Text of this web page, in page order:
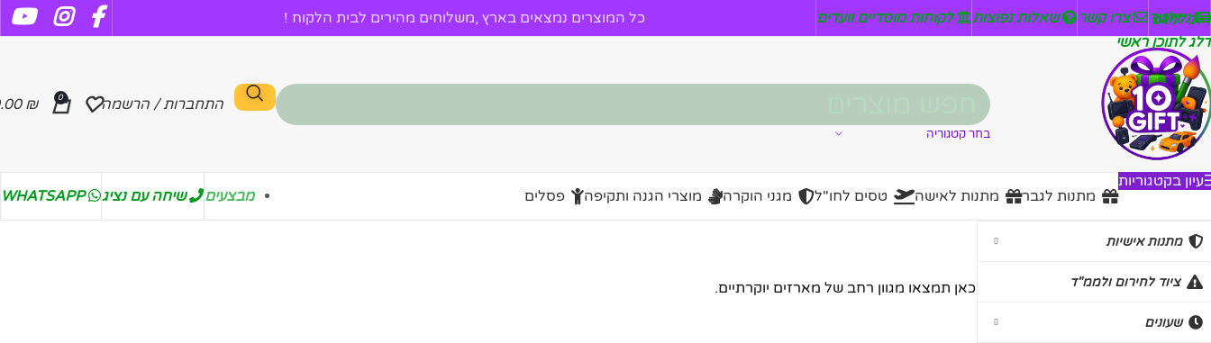
דלג לניווט
דלג לתוכן ראשי
ניזלטר צרו קשר שאלות נפוצות לקוחות מוסדיים וועדים כל המוצרים נמצאים בארץ ,משלוחים מהירים לבית הלקוח !
בחר קטגוריה
התחברות / הרשמה 0
₪
עיון בקטגוריות
מתנות אישיות
ציוד לחירום ולממ"ד
שעונים
מתנות לגבר מתנות לאישה טסים לחו"ל מגני הוקרה מוצרי הגנה ותקיפה פסלים מבצעים שיחה עם נציג WHATSAPP
מארזי ויסקי ואביזרים
מארזי ויסקי ואביזרים באתר תן גיפט. כאן תמצאו מגוון רחב של מארזים יוקרתיים.